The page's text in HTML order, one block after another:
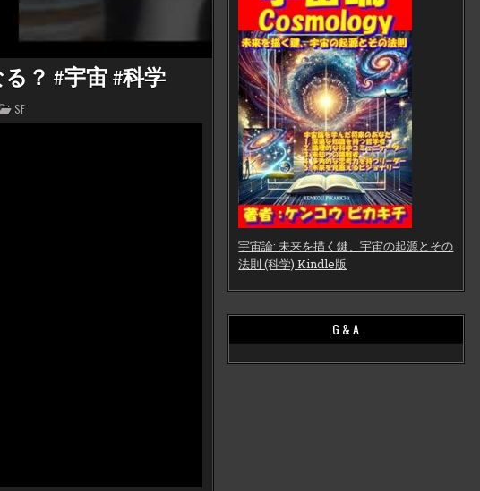
？ #宇宙 #科学
POSTED
IN
SF
宇宙論: 未来を描く鍵、宇宙の起源とその
法則 (科学) Kindle版
G & A